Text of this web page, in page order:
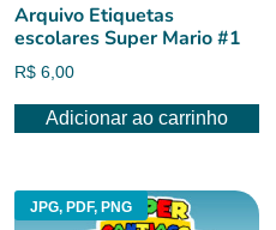
Arquivo Etiquetas
escolares Super Mario #1
R$ 6,00
Adicionar ao carrinho
JPG, PDF, PNG